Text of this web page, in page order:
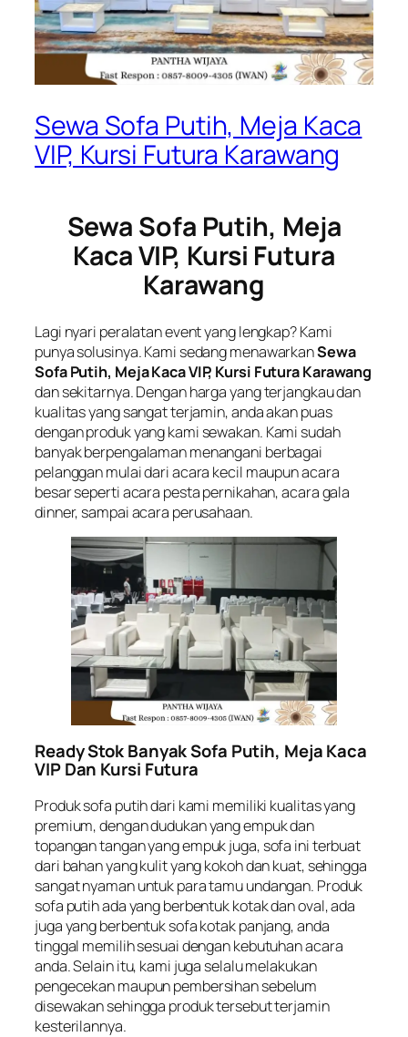
Sewa Sofa Putih, Meja Kaca
VIP, Kursi Futura Karawang
Sewa Sofa Putih, Meja
Kaca VIP, Kursi Futura
Karawang
Lagi nyari peralatan event yang lengkap? Kami
punya solusinya. Kami sedang menawarkanSewa
Sofa Putih, Meja Kaca VIP, Kursi Futura Karawang
dan sekitarnya. Dengan harga yang terjangkau dan
kualitas yang sangat terjamin, anda akan puas
dengan produk yang kami sewakan. Kami sudah
banyak berpengalaman menangani berbagai
pelanggan mulai dari acara kecil maupun acara
besar seperti acara pesta pernikahan, acara gala
dinner, sampai acara perusahaan.
Ready Stok Banyak Sofa Putih, Meja Kaca
VIP Dan Kursi Futura
Produk sofa putih dari kami memiliki kualitas yang
premium, dengan dudukan yang empuk dan
topangan tangan yang empuk juga, sofa ini terbuat
dari bahan yang kulit yang kokoh dan kuat, sehingga
sangat nyaman untuk para tamu undangan. Produk
sofa putih ada yang berbentuk kotak dan oval, ada
juga yang berbentuk sofa kotak panjang, anda
tinggal memilih sesuai dengan kebutuhan acara
anda. Selain itu, kami juga selalu melakukan
pengecekan maupun pembersihan sebelum
disewakan sehingga produk tersebut terjamin
kesterilannya.